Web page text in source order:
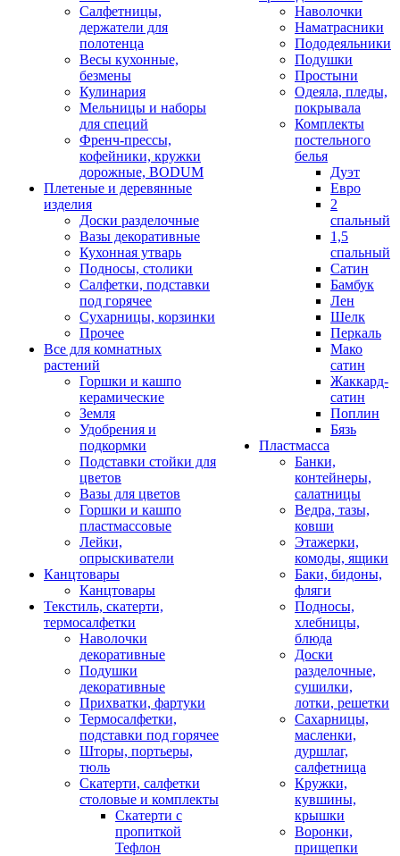
Салфетницы,
держатели для
полотенца
Весы кухонные,
безмены
Кулинария
Мельницы и наборы
для специй
Френч-прессы,
кофейники, кружки
дорожные, BODUM
Плетеные и деревянные
изделия
Доски разделочные
Вазы декоративные
Кухонная утварь
Подносы, столики
Салфетки, подставки
под горячее
Сухарницы, корзинки
Прочее
Все для комнатных
растений
Горшки и кашпо
керамические
Земля
Удобрения и
подкормки
Подставки стойки для
цветов
Вазы для цветов
Горшки и кашпо
пластмассовые
Лейки,
опрыскиватели
Канцтовары
Канцтовары
Текстиль, скатерти,
термосалфетки
Наволочки
декоративные
Подушки
декоративные
Прихватки, фартуки
Термосалфетки,
подставки под горячее
Шторы, портьеры,
тюль
Скатерти, салфетки
столовые и комплекты
Скатерти с
пропиткой
Тефлон
Наволочки
Наматрасники
Пододеяльники
Подушки
Простыни
Одеяла, пледы,
покрывала
Комплекты
постельного
белья
Дуэт
Евро
2
спальный
1,5
спальный
Сатин
Бамбук
Лен
Шелк
Перкаль
Мако
сатин
Жаккард-
сатин
Поплин
Бязь
Пластмасса
Банки,
контейнеры,
салатницы
Ведра, тазы,
ковши
Этажерки,
комоды, ящики
Баки, бидоны,
фляги
Подносы,
хлебницы,
блюда
Доски
разделочные,
сушилки,
лотки, решетки
Сахарницы,
масленки,
дуршлаг,
салфетница
Кружки,
кувшины,
крышки
Воронки,
прищепки